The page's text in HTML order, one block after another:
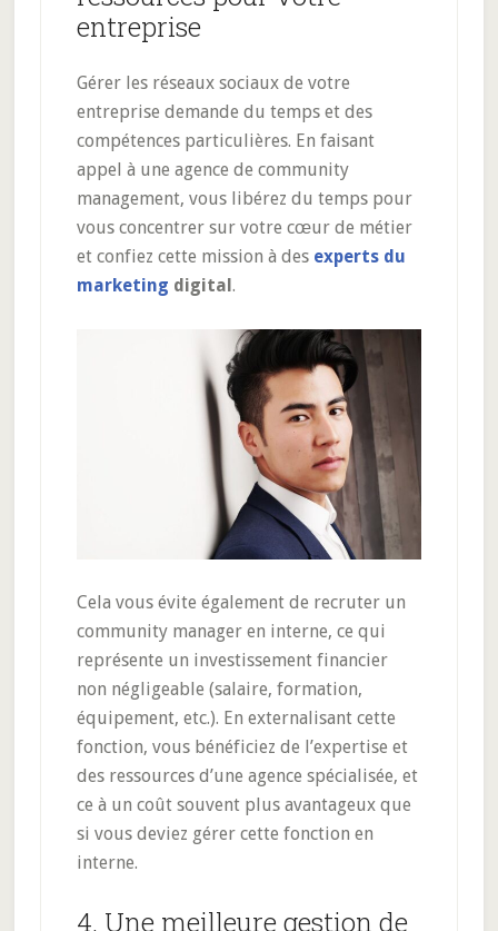
entreprise
Gérer les réseaux sociaux de votre
entreprise demande du temps et des
compétences particulières. En faisant
appel à une agence de community
management, vous libérez du temps pour
vous concentrer sur votre cœur de métier
et confiez cette mission à des experts du
marketing digital.
Cela vous évite également de recruter un
community manager en interne, ce qui
représente un investissement financier
non négligeable (salaire, formation,
équipement, etc.). En externalisant cette
fonction, vous bénéficiez de l’expertise et
des ressources d’une agence spécialisée, et
ce à un coût souvent plus avantageux que
si vous deviez gérer cette fonction en
interne.
4. Une meilleure gestion de